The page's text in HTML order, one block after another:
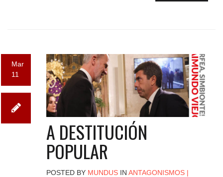
Mar
11
A DESTITUCIÓN
POPULAR
POSTED BY MUNDUSIN ANTAGONISMOS|